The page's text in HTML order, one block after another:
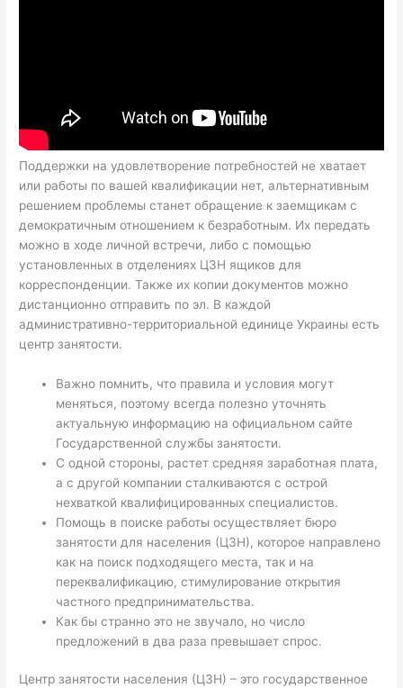
Поддержки на удовлетворение потребностей не хватает
или работы по вашей квалификации нет, альтернативным
решением проблемы станет обращение к заемщикам с
демократичным отношением к безработным. Их передать
можно в ходе личной встречи, либо с помощью
установленных в отделениях ЦЗН ящиков для
корреспонденции. Также их копии документов можно
дистанционно отправить по эл. В каждой
административно-территориальной единице Украины есть
центр занятости.
Важно помнить, что правила и условия могут
меняться, поэтому всегда полезно уточнять
актуальную информацию на официальном сайте
Государственной службы занятости.
С одной стороны, растет средняя заработная плата,
а с другой компании сталкиваются с острой
нехваткой квалифицированных специалистов.
Помощь в поиске работы осуществляет бюро
занятости для населения (ЦЗН), которое направлено
как на поиск подходящего места, так и на
переквалификацию, стимулирование открытия
частного предпринимательства.
Как бы странно это не звучало, но число
предложений в два раза превышает спрос.
Центр занятости населения (ЦЗН) – это государственное